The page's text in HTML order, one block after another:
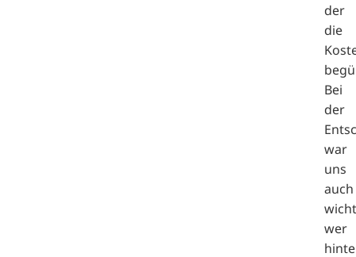
der
die
Bei
der
war
uns
auch
wer